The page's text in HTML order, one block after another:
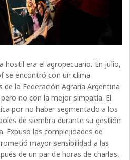
hostil era el agropecuario. En julio,
se encontró con un clima
la Federación Agraria Argentina
no con la mejor simpatía. El
por no haber segmentado a los
de siembra durante su gestión
Expuso las complejidades de
mayor sensibilidad a las
de un par de horas de charlas,